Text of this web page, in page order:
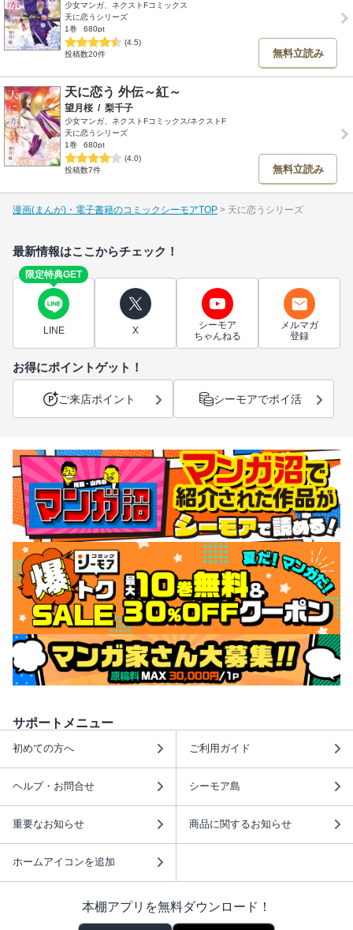
少女マンガ、ネクストFコミックス
天に恋うシリーズ
1巻
680pt
(4.5)
投稿数20件
無料立読み
天に恋う 外伝～紅～
望月桜 / 梨千子
少女マンガ、ネクストFコミックス/ネクストF
天に恋うシリーズ
1巻
680pt
(4.0)
投稿数7件
無料立読み
漫画(まんが)・電子書籍のコミックシーモアTOP 天に恋うシリーズ
最新情報はここからチェック！
限定特典GET
LINE X
シーモア
ちゃんねる
メルマガ
登録
お得にポイントゲット！
ご来店ポイント シーモアでポイ活
サポートメニュー
初めての方へ ご利用ガイド
ヘルプ・お問合せ シーモア島
重要なお知らせ 商品に関するお知らせ
ホームアイコンを追加
本棚アプリを無料ダウンロード！